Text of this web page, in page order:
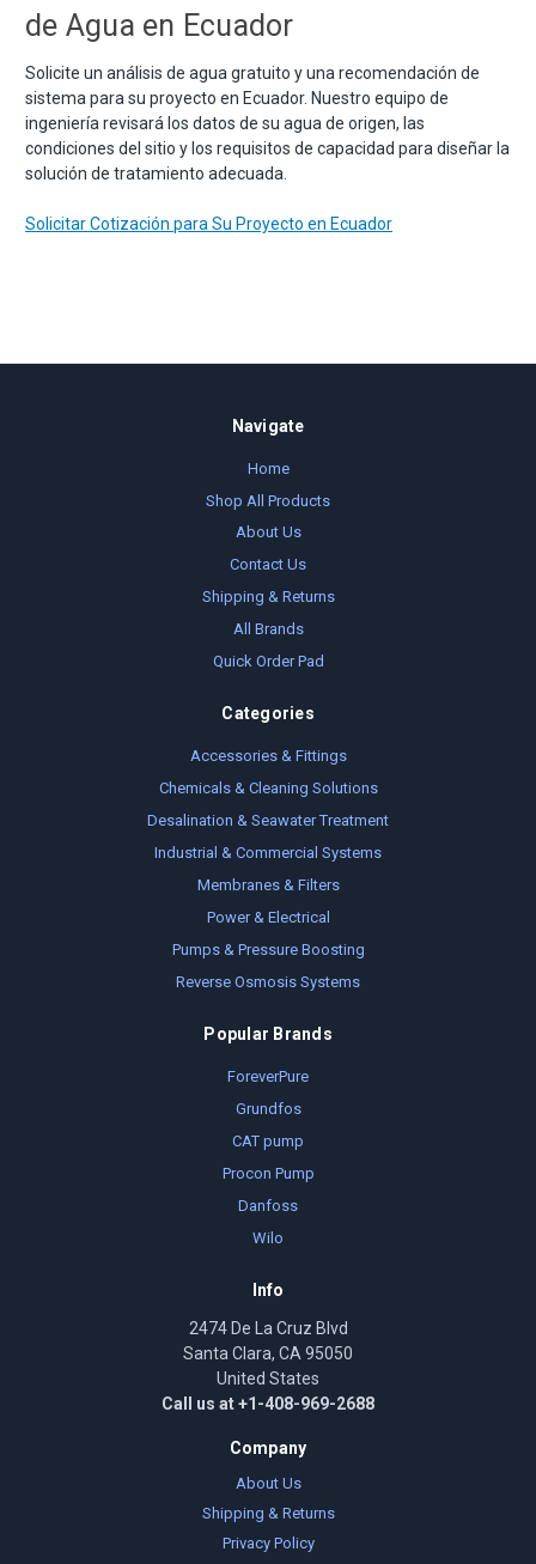
de Agua en Ecuador
Solicite un análisis de agua gratuito y una recomendación de
sistema para su proyecto en Ecuador. Nuestro equipo de
ingeniería revisará los datos de su agua de origen, las
condiciones del sitio y los requisitos de capacidad para diseñar la
solución de tratamiento adecuada.
Solicitar Cotización para Su Proyecto en Ecuador
Navigate
Home
Shop All Products
About Us
Contact Us
Shipping & Returns
All Brands
Quick Order Pad
Categories
Accessories & Fittings
Chemicals & Cleaning Solutions
Desalination & Seawater Treatment
Industrial & Commercial Systems
Membranes & Filters
Power & Electrical
Pumps & Pressure Boosting
Reverse Osmosis Systems
Popular Brands
ForeverPure
Grundfos
CAT pump
Procon Pump
Danfoss
Wilo
Info
2474 De La Cruz Blvd
Santa Clara, CA 95050
United States
Call us at +1-408-969-2688
Company
About Us
Shipping & Returns
Privacy Policy